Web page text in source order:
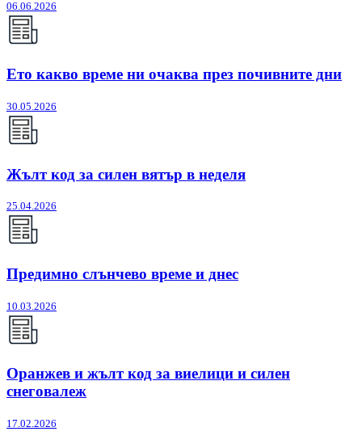
06.06.2026
Ето какво време ни очаква през почивните дни
30.05.2026
Жълт код за силен вятър в неделя
25.04.2026
Предимно слънчево време и днес
10.03.2026
Оранжев и жълт код за виелици и силен
снеговалеж
17.02.2026